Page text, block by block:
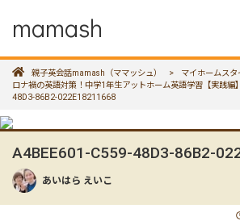
mamash
親子英会話mamash（ママッシュ） > マイホームスタ
ロナ禍の英語対策！中学1年生アットホーム英語学習【実践編】
48D3-86B2-022E18211668
A4BEE601-C559-48D3-86B2-
あいはら えいこ